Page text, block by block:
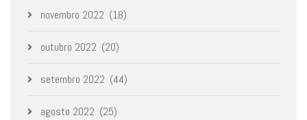
novembro 2022 (18)
outubro 2022 (20)
setembro 2022 (44)
agosto 2022 (25)